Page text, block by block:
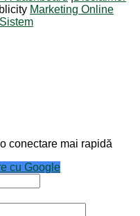
Marketing Online
conectare mai rapidă
cu Google